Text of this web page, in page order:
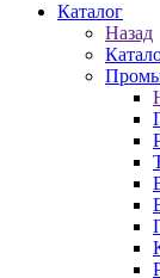
Каталог
Назад